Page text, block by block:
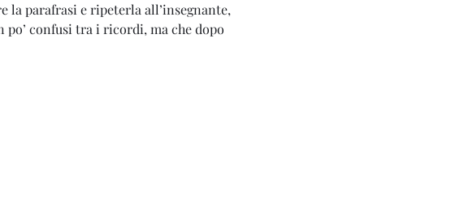
la parafrasi e ripeterla all’insegnante,
confusi tra i ricordi, ma che dopo